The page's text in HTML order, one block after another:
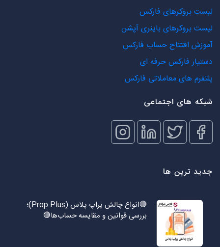
لیست بروکرهای فارکس
لیست بروکرهای باینری آپشن
آموزش افتتاح حساب فارکس
دستیار فارکس حرفه ای
پلتفرم های معاملاتی فارکس
شبکه های اجتماعی
جدید ترین ها
🔴انواع چالش پراپ پلاس (Prop Plus)؛
بررسی قوانین و مقایسه حساب‌ها🔴